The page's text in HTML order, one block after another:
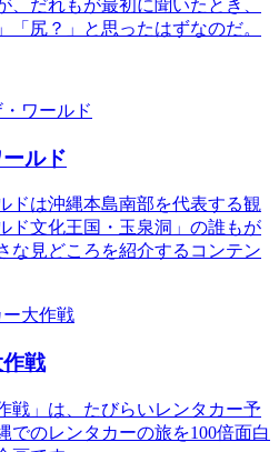
、だれもが最初に聞いたとき、
「尻？」と思ったはずなのだ。
ルド
ドは沖縄本島南部を代表する観
ド文化王国・玉泉洞」の誰もが
な見どころを紹介するコンテン
戦
戦」は、たびらいレンタカー予
でのレンタカーの旅を100倍面白